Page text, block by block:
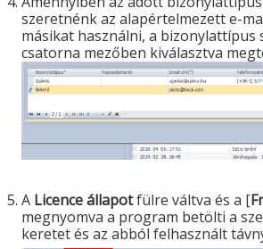
szeretnénk az alapértelmezett e-
másikat használni, a bizonylattípus
csatorna mezőben kiválasztva
A Licence állapotfülre váltva és a [
megnyomva a program betölti a
keretet és az abból felhasznált